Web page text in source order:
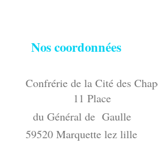
Nos coordonnées
Confrérie de la Cité des
11 Place
du Général de Gaulle
59520 Marquette lez lille